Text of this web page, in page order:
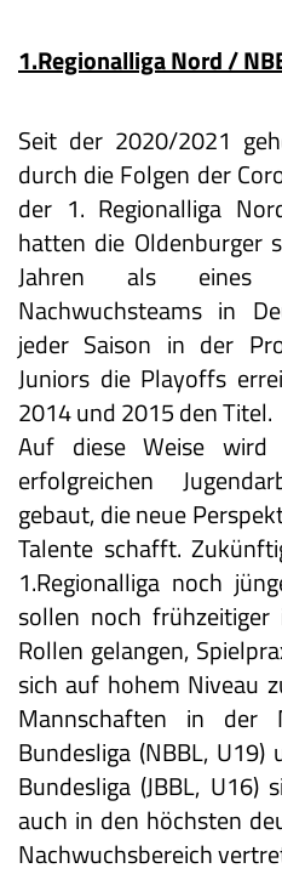
1.Regionalliga Nord /
Seit der 2020/2021
durch die Folgen der
der 1. Regionalliga
hatten die Oldenburger
Jahren als eines
Nachwuchsteams in
jeder Saison in der
Juniors die Playoffs
2014 und 2015 den Titel.
Auf diese Weise
erfolgreichen
gebaut, die neue
Talente schafft.
1.Regionalliga noch
sollen noch
Rollen gelangen,
sich auf hohem Niveau
Mannschaften in der
Bundesliga (NBBL,
Bundesliga (JBBL, U16)
auch in den höchsten
Nachwuchsbereich